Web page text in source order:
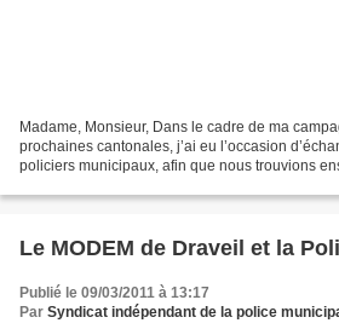
Madame, Monsieur, Dans le cadre de ma
prochaines cantonales, j’ai eu l’occasion
policiers municipaux, afin que nous trouvions
Le MODEM de Draveil et la
Publié le 09/03/2011 à 13:17
Par Syndicat indépendant de la police